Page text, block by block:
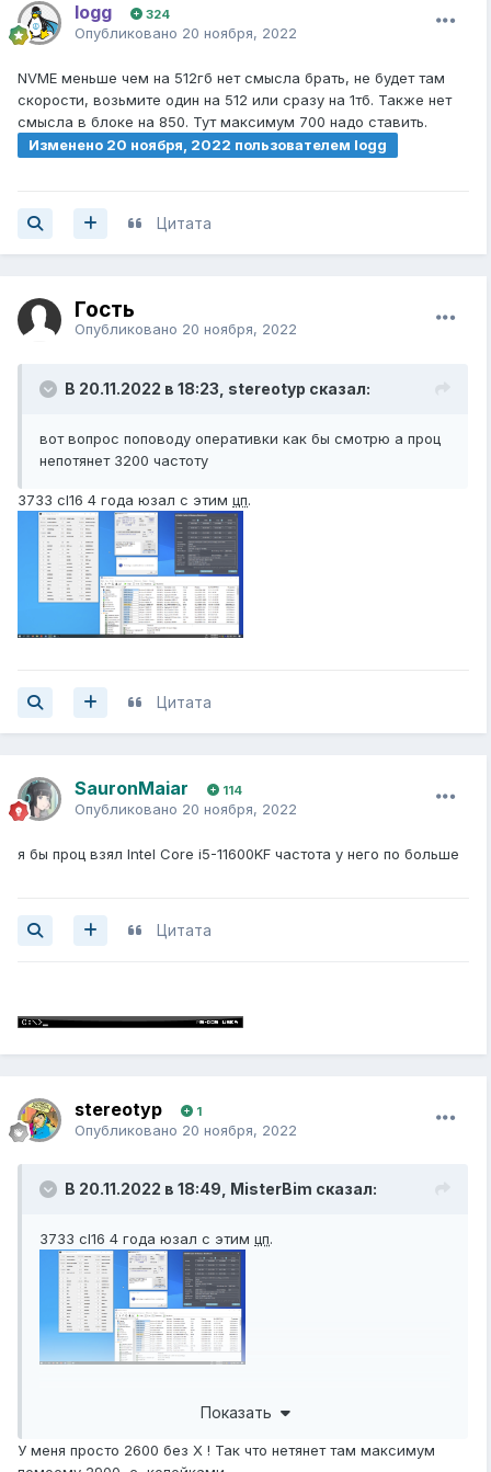
Express];
480 ГБ 2.5" SATA накопитель A-Data SU650 [ASU650SS-
Мбайт/сек, 3D NAND 3 бит TLC];
Блок питания MONTECH CENTURY 850 [CENTURY 850]
[850 Вт, 80+ Gold, EPS12V, APFC, 20 + 4 pin, 4+4 pin x2
CPU, 10 SATA, 6+2 pin x6 PCI-E];
logg 324
Опубликовано 20 ноября, 2022
NVME меньше чем на 512гб нет смысла брать, не будет там
скорости, возьмите один на 512 или сразу на 1тб. Также нет
смысла в блоке на 850. Тут максимум 700 надо ставить.
Изменено 20 ноября, 2022 пользователем logg
Цитата
Гость
Опубликовано 20 ноября, 2022
В 20.11.2022 в 18:23, stereotyp сказал:
вот вопрос поповоду оперативки как бы смотрю а проц
непотянет 3200 частоту
3733 cl16 4 года юзал с этим цп.
Цитата
SauronMaiar 114
Опубликовано 20 ноября, 2022
я бы проц взял Intel Core i5-11600KF частота у него по больше
Цитата
stereotyp 1
Опубликовано 20 ноября, 2022
В 20.11.2022 в 18:49, MisterBim сказал:
3733 cl16 4 года юзал с этим цп.
Показать
У меня просто 2600 без Х ! Так что нетянет там максимум